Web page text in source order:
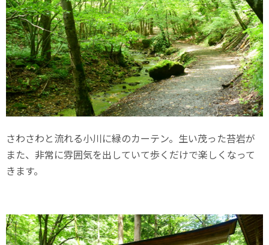
さわさわと流れる小川に緑のカーテン。生い茂った苔岩が
また、非常に雰囲気を出していて歩くだけで楽しくなって
きます。